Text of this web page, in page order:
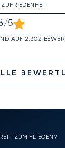
/5
AUF 2.302
ZUM FLIEGEN?